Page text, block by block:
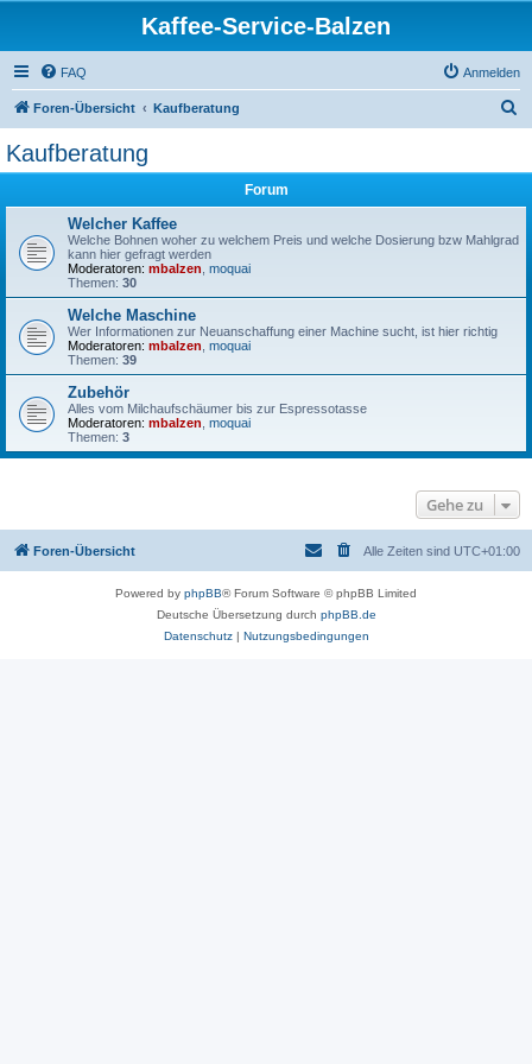
Kaffee-Service-Balzen
FAQ Anmelden
Foren-Übersicht Kaufberatung
Kaufberatung
Forum
Welcher Kaffee
Welche Bohnen woher zu welchem Preis und welche Dosierung bzw Mahlgrad
kann hier gefragt werden
Moderatoren: mbalzen moquai
Themen: 30
Welche Maschine
Wer Informationen zur Neuanschaffung einer Machine sucht, ist hier richtig
Moderatoren: mbalzen moquai
Themen: 39
Zubehör
Alles vom Milchaufschäumer bis zur Espressotasse
Moderatoren: mbalzen moquai
Themen: 3
Gehe zu
Foren-Übersicht Alle Zeiten sind UTC+01:00
Powered by phpBB® Forum Software © phpBB Limited
Deutsche Übersetzung durch phpBB.de
Datenschutz| Nutzungsbedingungen